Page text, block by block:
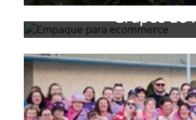
Grupos de